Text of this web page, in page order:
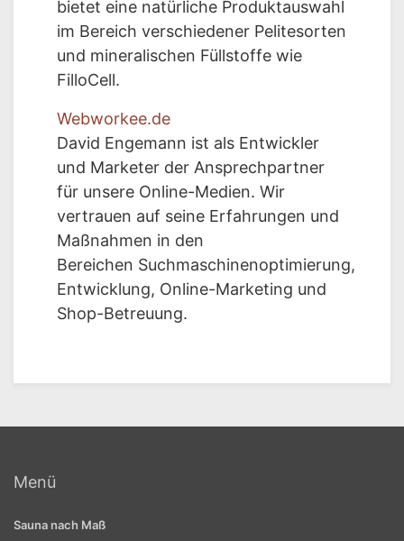
bietet eine natürliche Produktauswahl
im Bereich verschiedener Pelitesorten
und mineralischen Füllstoffe wie
FilloCell.
Webworkee.de
David Engemann ist als Entwickler
und Marketer der Ansprechpartner
für unsere Online-Medien. Wir
vertrauen auf seine Erfahrungen und
Maßnahmen in den
Bereichen Suchmaschinenoptimierung,
Entwicklung, Online-Marketing und
Shop-Betreuung.
Menü
Sauna nach Maß